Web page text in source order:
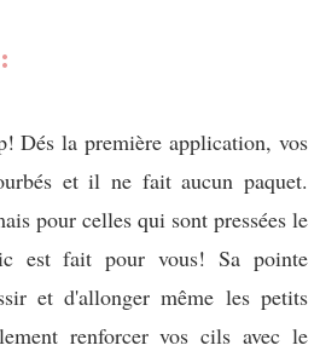
Dés la première application, vos
et il ne fait aucun paquet.
pour celles qui sont pressées le
est fait pour vous! Sa pointe
et d'allonger même les petits
renforcer vos cils avec le